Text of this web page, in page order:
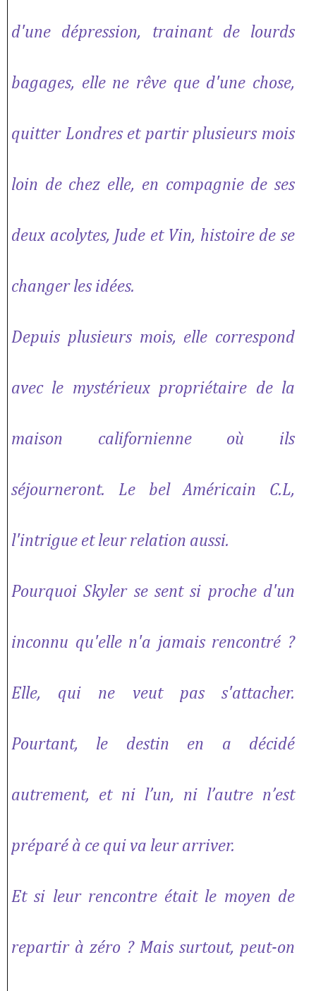
d'une dépression, trainant de lourds
bagages, elle ne rêve que d'une chose,
quitter Londres et partir plusieurs mois
loin de chez elle, en compagnie de ses
deux acolytes, Jude et Vin, histoire de se
changer les idées.
Depuis plusieurs mois, elle correspond
avec le mystérieux propriétaire de la
maison californienne où ils
séjourneront. Le bel Américain C.L,
l'intrigue et leur relation aussi.
Pourquoi Skyler se sent si proche d'un
inconnu qu'elle n'a jamais rencontré ?
Elle, qui ne veut pas s'attacher.
Pourtant, le destin en a décidé
autrement, et ni l’un, ni l’autre n’est
préparé à ce qui va leur arriver.
Et si leur rencontre était le moyen de
repartir à zéro ? Mais surtout, peut-on